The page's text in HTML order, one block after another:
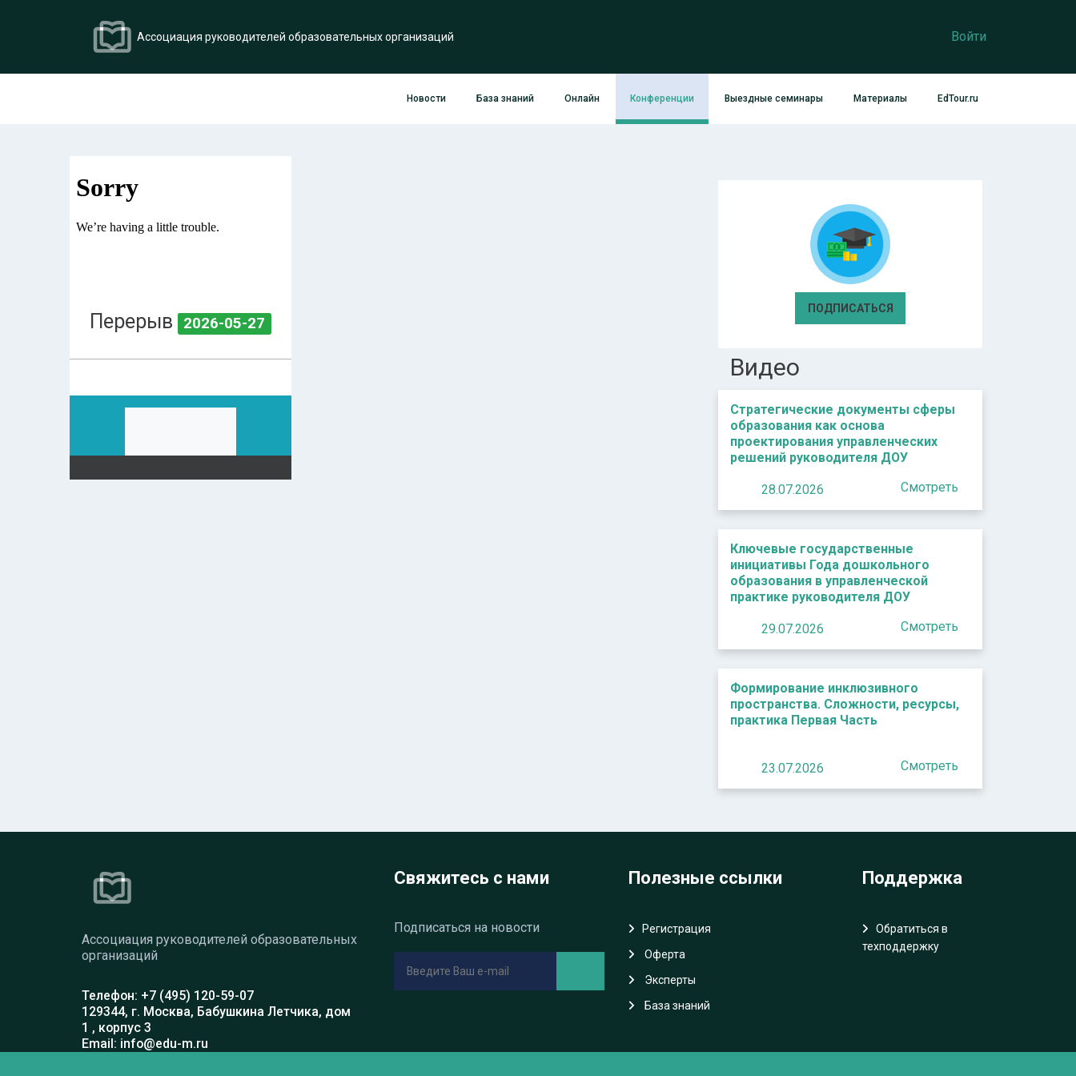
Ассоциация руководителей образовательных организаций Войти
Новости База знаний Онлайн Конференции Выездные семинары Материалы EdTour.ru
Перерыв 2026-05-27
ПОДПИСАТЬСЯ
Видео
Стратегические документы сферы
образования как основа
проектирования управленческих
решений руководителя ДОУ
28.07.2026 Смотреть
Ключевые государственные
инициативы Года дошкольного
образования в управленческой
практике руководителя ДОУ
29.07.2026 Смотреть
Формирование инклюзивного
пространства. Сложности, ресурсы,
практика Первая Часть
23.07.2026 Смотреть
Ассоциация руководителей образовательных
организаций
Телефон: +7 (495) 120-59-07
129344, г. Москва, Бабушкина Летчика, дом
1 , корпус 3
Email: info@edu-m.ru
Свяжитесь с нами
Подписаться на новости
Полезные ссылки
Регистрация
Oферта
Эксперты
База знаний
Поддержка
Обратиться в
техподдержку